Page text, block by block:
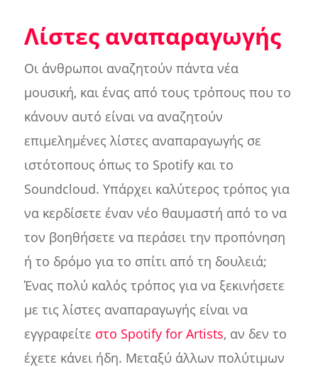
Λίστες αναπαραγωγής
Οι άνθρωποι αναζητούν πάντα νέα
μουσική, και ένας από τους τρόπους που το
κάνουν αυτό είναι να αναζητούν
επιμελημένες λίστες αναπαραγωγής σε
ιστότοπους όπως το Spotify και το
Soundcloud. Υπάρχει καλύτερος τρόπος για
να κερδίσετε έναν νέο θαυμαστή από το να
τον βοηθήσετε να περάσει την προπόνηση
ή το δρόμο για το σπίτι από τη δουλειά;
Ένας πολύ καλός τρόπος για να ξεκινήσετε
με τις λίστες αναπαραγωγής είναι να
εγγραφείτε στο Spotify for Artists, αν δεν το
έχετε κάνει ήδη. Μεταξύ άλλων πολύτιμων